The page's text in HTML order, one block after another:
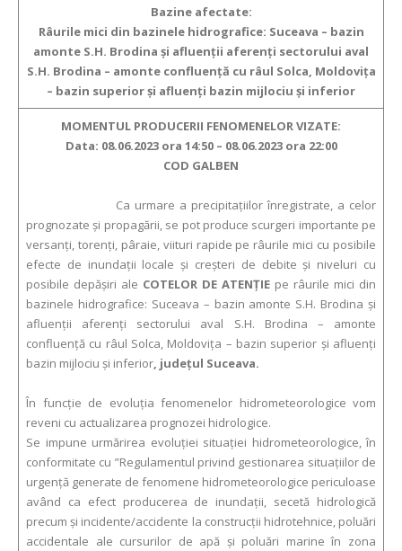
Bazine afectate:
Râurile mici din bazinele hidrografice: Suceava – bazin
amonte S.H. Brodina și afluenții aferenți sectorului aval
S.H. Brodina – amonte confluență cu râul Solca, Moldovița
– bazin superior și afluenți bazin mijlociu și inferior
MOMENTUL PRODUCERII FENOMENELOR VIZATE:
Data: 08.06.2023 ora 14:50 – 08.06.2023 ora 22:00
COD GALBEN
Ca urmare a precipitaţiilor înregistrate, a celor
prognozate şi propagării, se pot produce scurgeri importante pe
versanţi, torenţi, pâraie, viituri rapide pe râurile mici cu posibile
efecte de inundaţii locale şi creşteri de debite şi niveluri cu
posibile depăşiri ale COTELOR DE ATENŢIE pe râurile mici din
bazinele hidrografice: Suceava – bazin amonte S.H. Brodina și
afluenții aferenți sectorului aval S.H. Brodina – amonte
confluență cu râul Solca, Moldovița – bazin superior și afluenți
bazin mijlociu și inferior, judeţul Suceava.
În funcţie de evoluţia fenomenelor hidrometeorologice vom
reveni cu actualizarea prognozei hidrologice.
Se impune urmărirea evoluţiei situaţiei hidrometeorologice, în
conformitate cu ”Regulamentul privind gestionarea situaţiilor de
urgenţă generate de fenomene hidrometeorologice periculoase
având ca efect producerea de inundaţii, secetă hidrologică
precum şi incidente/accidente la construcţii hidrotehnice, poluări
accidentale ale cursurilor de apă şi poluări marine în zona